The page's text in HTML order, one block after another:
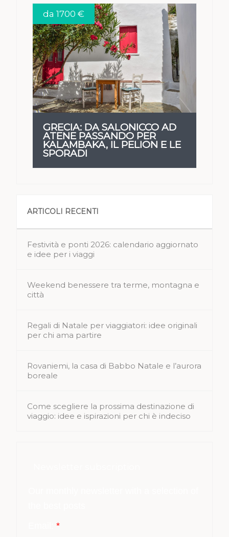
da 1700 €
VEDI
GRECIA: DA SALONICCO AD
ATENE PASSANDO PER
KALAMBAKA, IL PELION E LE
SPORADI
ARTICOLI RECENTI
Festività e ponti 2026: calendario aggiornato
e idee per i viaggi
Weekend benessere tra terme, montagna e
città
Regali di Natale per viaggiatori: idee originali
per chi ama partire
Rovaniemi, la casa di Babbo Natale e l’aurora
boreale
Come scegliere la prossima destinazione di
viaggio: idee e ispirazioni per chi è indeciso
Email:*